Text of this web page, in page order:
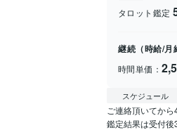
タロット鑑定
継続（時給/月
時間単価：
スケジュール
ご連絡頂いてから
鑑定結果は受付後